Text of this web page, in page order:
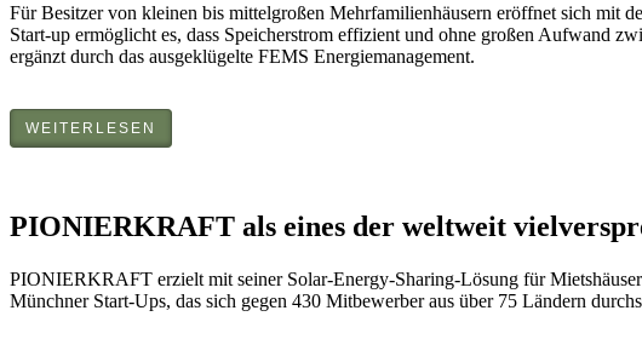
Für Besitzer von kleinen bis mittelgroßen Mehrfamilienhäusern eröffnet sich
Start-up ermöglicht es, dass Speicherstrom effizient und ohne großen Aufwand
ergänzt durch das ausgeklügelte FEMS Energiemanagement.
WEITERLESEN
PIONIERKRAFT als eines der weltweit
PIONIERKRAFT erzielt mit seiner Solar-Energy-Sharing-Lösung für
Münchner Start-Ups, das sich gegen 430 Mitbewerber aus über 75 Ländern